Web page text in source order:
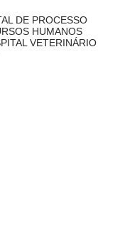
DE PROCESSO
HUMANOS
VETERINÁRIO